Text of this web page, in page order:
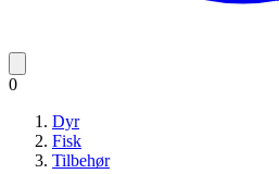
0
Dyr
Fisk
Tilbehør